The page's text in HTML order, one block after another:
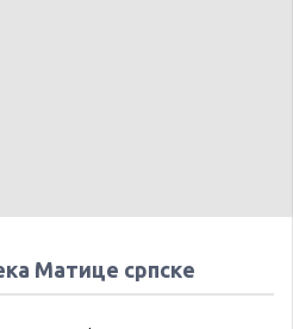
Матице српске